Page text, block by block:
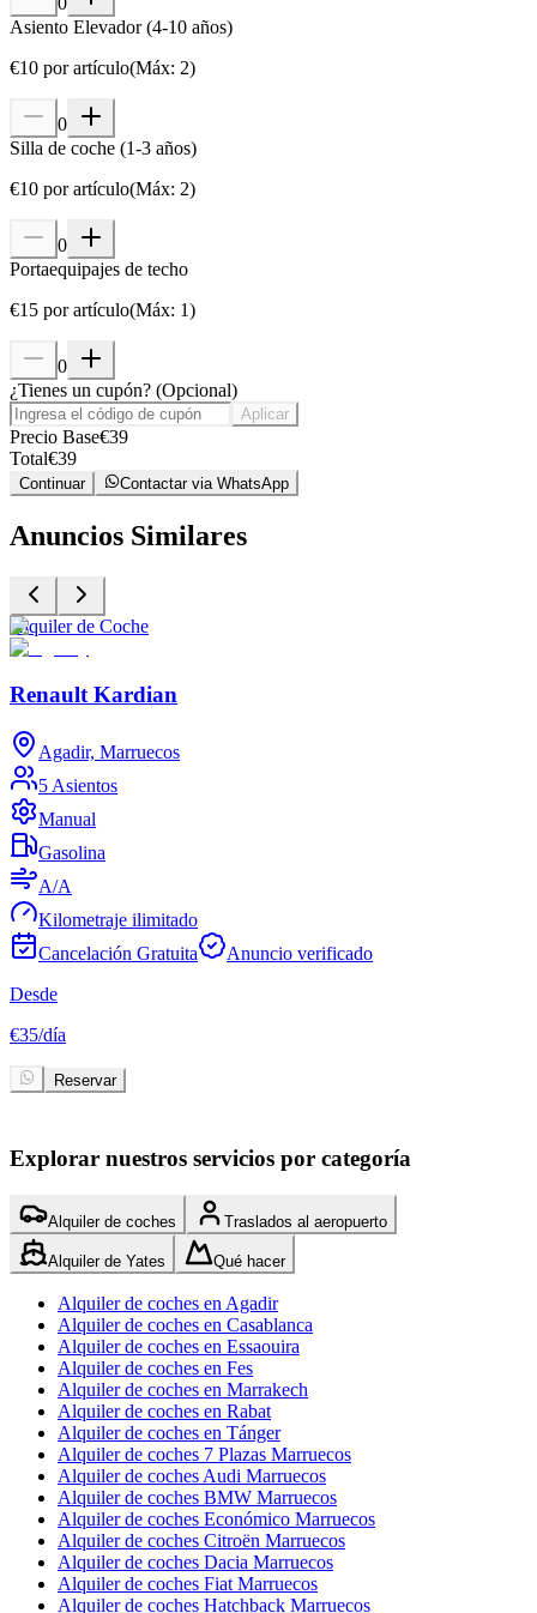
Asiento Elevador (4-10 años)
€10 por artículo(Máx: 2)
0
Silla de coche (1-3 años)
€10 por artículo(Máx: 2)
0
Portaequipajes de techo
€15 por artículo(Máx: 1)
0
¿Tienes un cupón? (Opcional)
Aplicar
Precio Base€39
Total€39
Continuar Contactar via WhatsApp
Anuncios Similares
Alquiler de Coche
Renault Kardian
Agadir, Marruecos
5 Asientos
Manual
Gasolina
A/A
Kilometraje ilimitado
Cancelación Gratuita
Anuncio verificado
Desde
€35/día
Reservar
Explorar nuestros servicios por categoría
Alquiler de coches Traslados al aeropuerto
Alquiler de Yates Qué hacer
Alquiler de coches en Agadir
Alquiler de coches en Casablanca
Alquiler de coches en Essaouira
Alquiler de coches en Fes
Alquiler de coches en Marrakech
Alquiler de coches en Rabat
Alquiler de coches en Tánger
Alquiler de coches 7 Plazas Marruecos
Alquiler de coches Audi Marruecos
Alquiler de coches BMW Marruecos
Alquiler de coches Económico Marruecos
Alquiler de coches Citroën Marruecos
Alquiler de coches Dacia Marruecos
Alquiler de coches Fiat Marruecos
Alquiler de coches Hatchback Marruecos